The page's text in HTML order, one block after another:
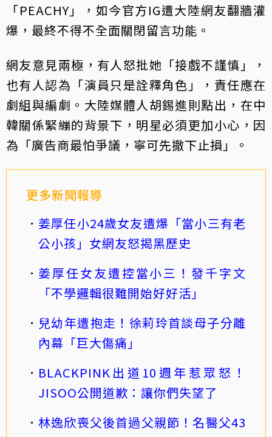
「PEACHY」，如今官方IG遭大陸網友翻牆灌
爆，最終不得不全面關閉留言功能。
網友意見兩極，有人怒批她「接戲不謹慎」，
也有人認為「演員只是詮釋角色」，責任應在
劇組與編劇。大陸媒體人胡錫進則點出，在中
韓關係緊繃的背景下，明星必須更加小心，因
為「廣告商最怕爭議，寧可先撤下止損」。
更多新聞報導
姜厚任小24歲女友遭爆「當小三有老
公小孩」女網友怒揭黑歷史
姜厚任女友遭控當小三！發千字文
「不學邏輯很難開始好好活」
兒幼年遭抱走！徐莉玲首談母子分離
內幕「巨大傷痛」
BLACKPINK出道10週年惹眾怒！
JISOO公開道歉：讓你們失望了
林逸欣喪父後首過父親節！名醫父43